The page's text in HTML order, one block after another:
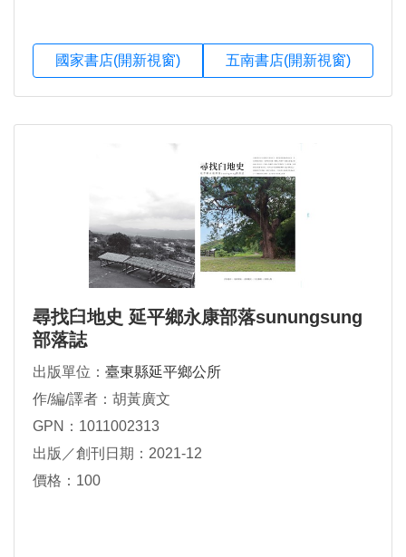
國家書店(開新視窗) 五南書店(開新視窗)
尋找臼地史 延平鄉永康部落sunungsung
部落誌
出版單位： 臺東縣延平鄉公所
作/編/譯者：胡黃廣文
GPN：1011002313
出版／創刊日期：2021-12
價格：100